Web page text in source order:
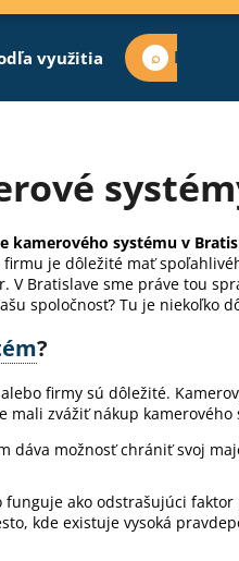
využitia Nájsť
kamerového systému v
je dôležité mať
V Bratislave sme práve tou
spoločnosť? Tu je niekoľko
?
firmy sú dôležité.
zvážiť nákup kamerového
dáva možnosť chrániť svoj
funguje ako odstrašujúci
kde existuje vysoká